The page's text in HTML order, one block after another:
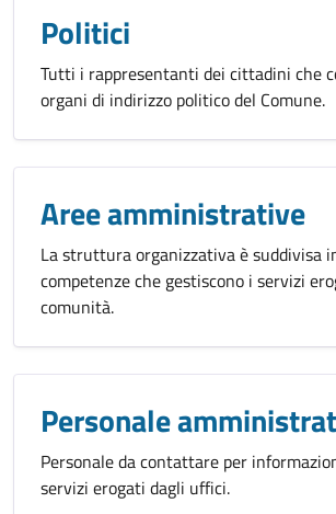
Politici
Tutti i rappresentanti dei cittadini che
organi di indirizzo politico del Comune.
Aree amministrative
La struttura organizzativa è suddivisa
competenze che gestiscono i servizi
comunità.
Personale
Personale da contattare per
servizi erogati dagli uffici.